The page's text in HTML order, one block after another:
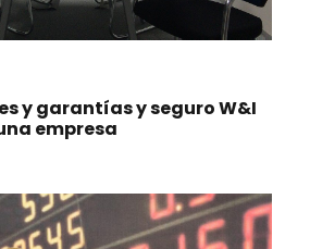
y garantías y seguro W&I
empresa